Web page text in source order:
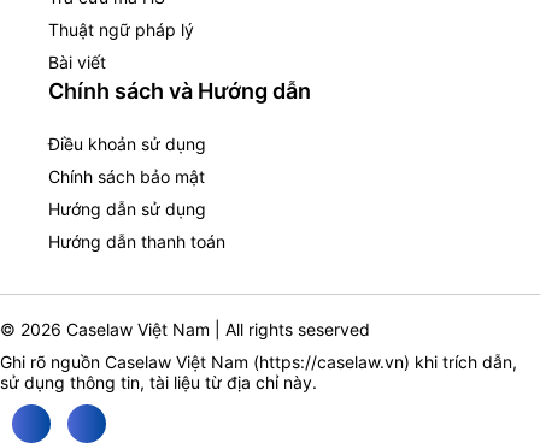
Thuật ngữ pháp lý
Bài viết
Chính sách và Hướng dẫn
Điều khoản sử dụng
Chính sách bảo mật
Hướng dẫn sử dụng
Hướng dẫn thanh toán
© 2026 Caselaw Việt Nam | All rights seserved
Ghi rõ nguồn Caselaw Việt Nam (https://caselaw.vn) khi trích dẫn,
sử dụng thông tin, tài liệu từ địa chỉ này.